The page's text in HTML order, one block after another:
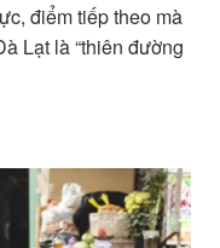
điểm tiếp theo mà
Lạt là “thiên đường